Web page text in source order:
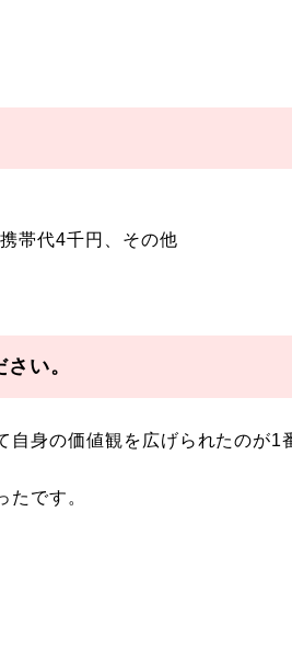
帯代4千円、その他
い。
自身の価値観を広げられたのが1
です。